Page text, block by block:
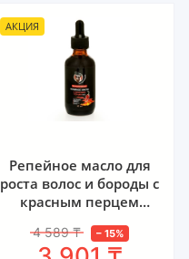
АКЦИЯ
Репейное масло для
роста волос и бороды с
красным перцем
Бороды)
4 589₸ – 15%